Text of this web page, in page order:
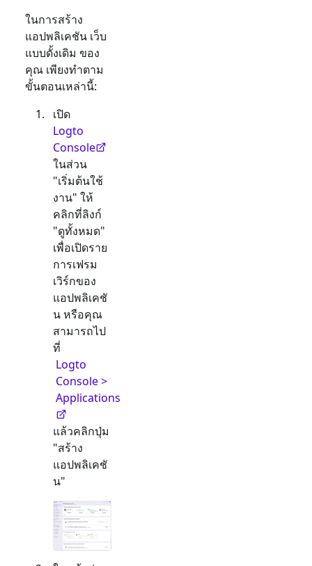
ในการสร้าง
แอปพลิเคชัน เว็บ
แบบดั้งเดิม ของ
คุณ เพียงทำตาม
ขั้นตอนเหล่านี้:
เปิด
Logto
Console
ในส่วน
"เริ่มต้นใช้
งาน" ให้
คลิกที่ลิงก์
"ดูทั้งหมด"
เพื่อเปิดราย
การเฟรม
เวิร์กของ
แอปพลิเคชั
น หรือคุณ
สามารถไป
ที่
Logto
Console >
Applications
แล้วคลิกปุ่ม
"สร้าง
แอปพลิเคชั
น"